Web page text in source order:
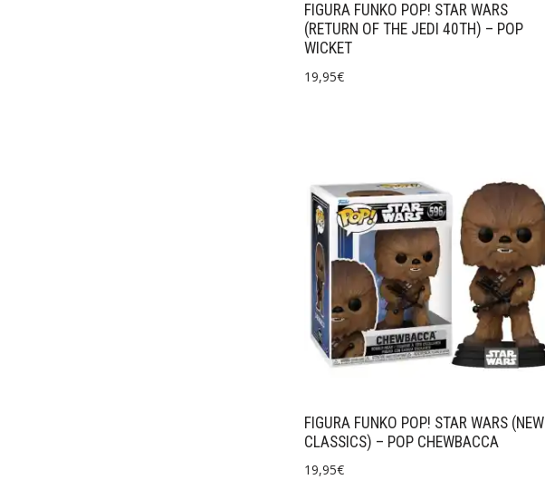
FIGURA FUNKO POP! STAR WARS
(RETURN OF THE JEDI 40TH) – POP
WICKET
19,95€
FIGURA FUNKO POP! STAR WARS (NEW
CLASSICS) – POP CHEWBACCA
19,95€